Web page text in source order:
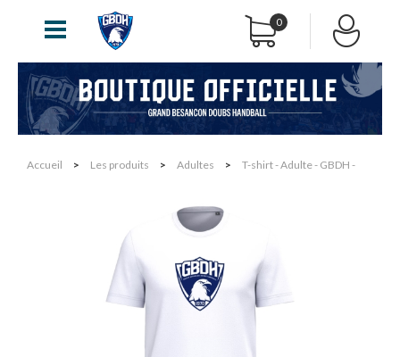
0
Accueil > Les produits > Adultes > T-shirt - Adulte - GBDH -